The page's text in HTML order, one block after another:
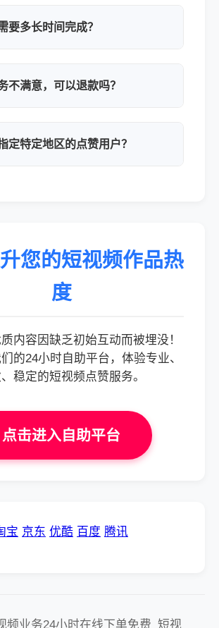
要多长时间完成？
不满意，可以退款吗？
定特定地区的点赞用户？
您的短视频作品热
度
内容因缺乏初始互动而被埋没！
的24小时自助平台，体验专业、
稳定的短视频点赞服务。
点击进入自助平台
宝 京东 优酷 百度 腾讯
频业务24小时在线下单免费_短视